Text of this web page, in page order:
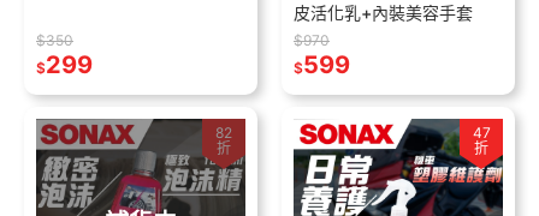
$350
$299
皮活化乳+內裝美容手套
$970
$599
82
折
47
折